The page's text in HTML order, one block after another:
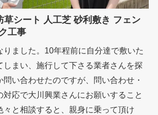
草シート 人工芝 砂利敷き フェン
工事
りました。10年程前に自分達で敷いた
しまい、施行して下さる業者さんを探
問い合わせたのですが、問い合わせ・
対応で大川興業さんにお願いすること
々と相談すると、親身に乗って頂け